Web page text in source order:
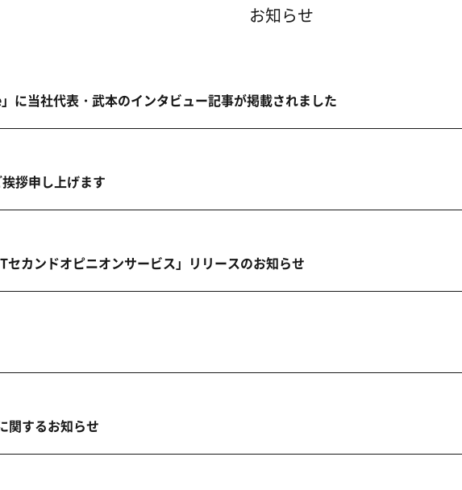
お知らせ
に当社代表・武本のインタビュー記事が掲載されました
拶申し上げます
セカンドオピニオンサービス」リリースのお知らせ
関するお知らせ